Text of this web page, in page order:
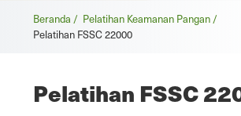
Remah
Beranda / Pelatihan Keamanan Pangan /
Pelatihan FSSC 22000
Pelatihan FSSC